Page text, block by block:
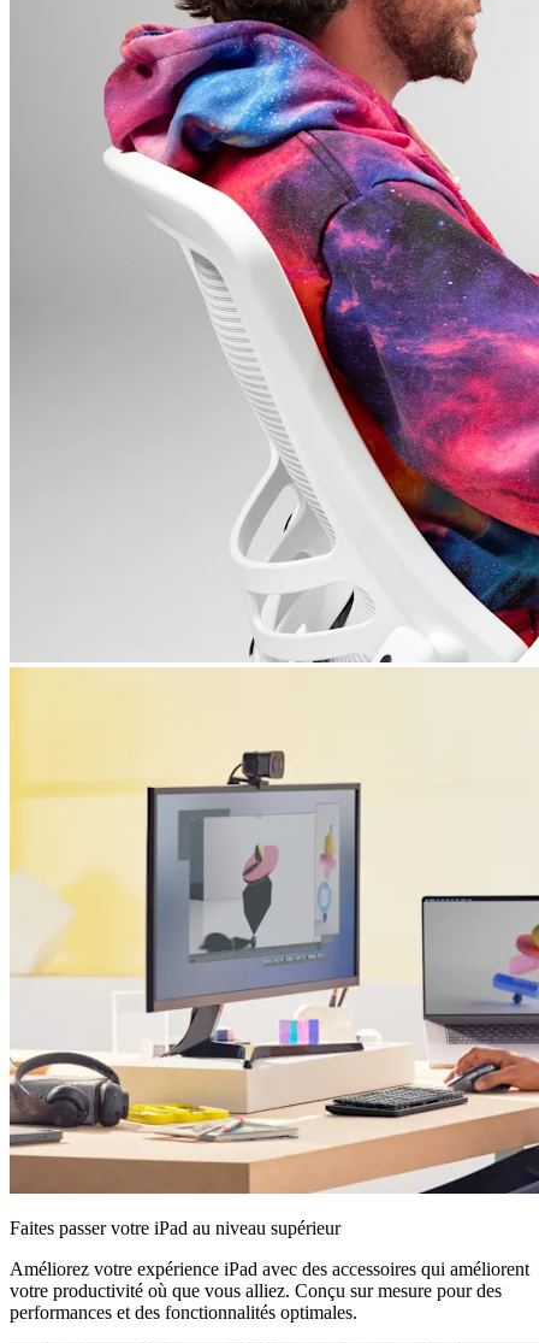
Faites passer votre iPad au niveau supérieur
Améliorez votre expérience iPad avec des accessoires qui améliorent
votre productivité où que vous alliez. Conçu sur mesure pour des
performances et des fonctionnalités optimales.